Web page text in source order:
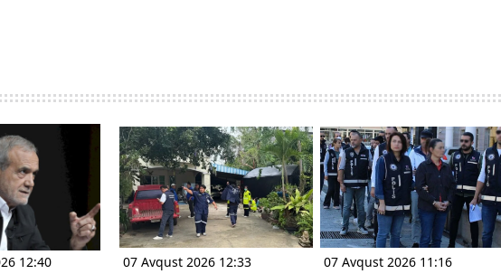
12:40
07 Avqust 2026 12:33
07 Avqust 2026 11:16